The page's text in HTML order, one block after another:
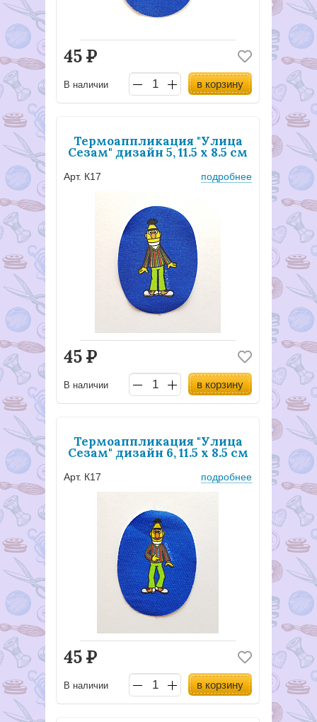
45Р
В наличии в корзину
Термоаппликация "Улица
Сезам" дизайн 5, 11.5 х 8.5 см
Арт. К17 подробнее
45Р
В наличии в корзину
Термоаппликация "Улица
Сезам" дизайн 6, 11.5 х 8.5 см
Арт. К17 подробнее
45Р
В наличии в корзину